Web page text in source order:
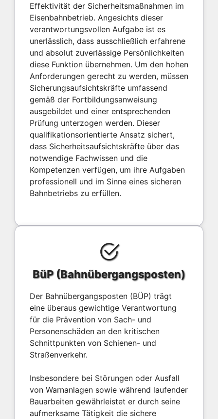
Effektivität der Sicherheitsmaßnahmen im
Eisenbahnbetrieb. Angesichts dieser
verantwortungsvollen Aufgabe ist es
unerlässlich, dass ausschließlich erfahrene
und absolut zuverlässige Persönlichkeiten
diese Funktion übernehmen. Um den hohen
Anforderungen gerecht zu werden, müssen
Sicherungsaufsichtskräfte umfassend
gemäß der Fortbildungsanweisung
ausgebildet und einer entsprechenden
Prüfung unterzogen werden. Dieser
qualifikationsorientierte Ansatz sichert,
dass Sicherheitsaufsichtskräfte über das
notwendige Fachwissen und die
Kompetenzen verfügen, um ihre Aufgaben
professionell und im Sinne eines sicheren
Bahnbetriebs zu erfüllen.
BüP (Bahnübergangsposten)
Der Bahnübergangsposten (BÜP) trägt
eine überaus gewichtige Verantwortung
für die Prävention von Sach- und
Personenschäden an den kritischen
Schnittpunkten von Schienen- und
Straßenverkehr.
Insbesondere bei Störungen oder Ausfall
von Warnanlagen sowie während laufender
Bauarbeiten gewährleistet er durch seine
aufmerksame Tätigkeit die sichere